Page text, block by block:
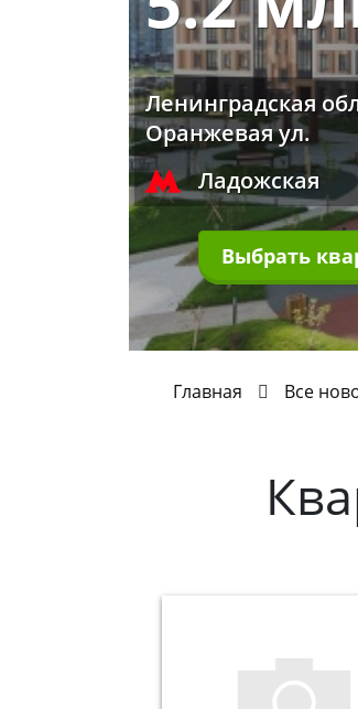
Ленинградская
Оранжевая ул.
Ладожская
Выбрать
Главная Все